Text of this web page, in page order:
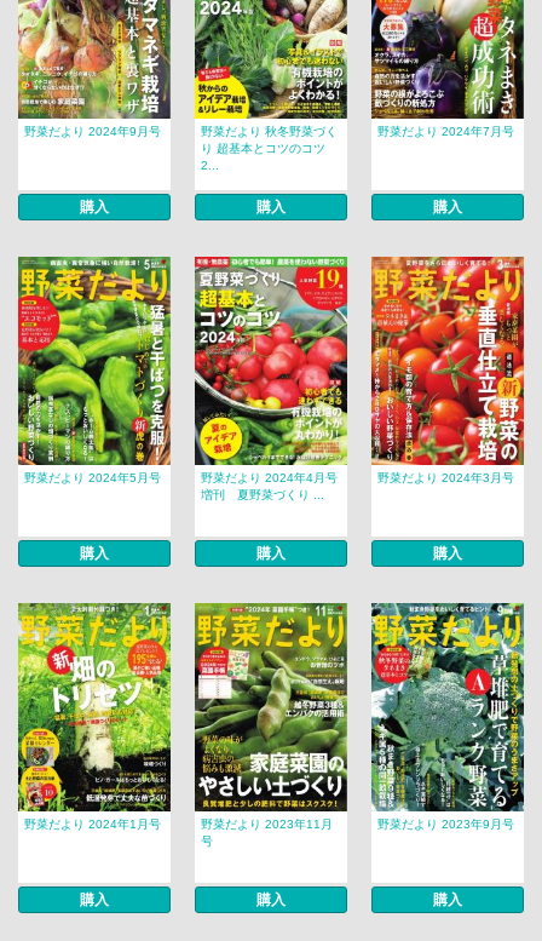
野菜だより 2024年9月号
購入
野菜だより 秋冬野菜づく
り 超基本とコツのコツ
2...
購入
野菜だより 2024年7月号
購入
野菜だより 2024年5月号
購入
野菜だより 2024年4月号
増刊 夏野菜づくり ...
購入
野菜だより 2024年3月号
購入
野菜だより 2024年1月号
購入
野菜だより 2023年11月
号
購入
野菜だより 2023年9月号
購入